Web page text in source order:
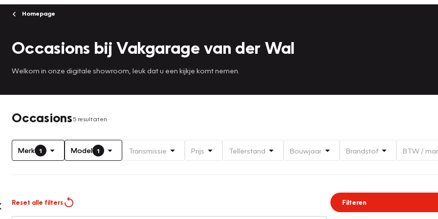
Homepage
Occasions bij Vakgarage van der Wal
Welkom in onze digitale showroom, leuk dat u een kijkje komt nemen.
Occasions5 resultaten
Merk 1 Model 1 Transmissie Prijs Tellerstand Bouwjaar Brandstof BTW /
Reset alle filters Filteren